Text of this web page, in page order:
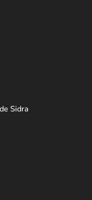
Sidra